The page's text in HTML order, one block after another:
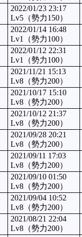
2022/01/23 23:17
Lv5（勢力150）
2022/01/14 16:48
Lv1（勢力100）
2022/01/12 22:31
Lv1（勢力100）
2021/11/21 15:13
Lv8（勢力200）
2021/10/17 15:10
Lv8（勢力200）
2021/10/12 21:37
Lv8（勢力200）
2021/09/28 20:21
Lv8（勢力200）
2021/09/11 17:03
Lv8（勢力200）
2021/09/10 01:50
Lv8（勢力200）
2021/09/04 10:52
Lv8（勢力200）
2021/08/21 22:04
Lv8（勢力200）